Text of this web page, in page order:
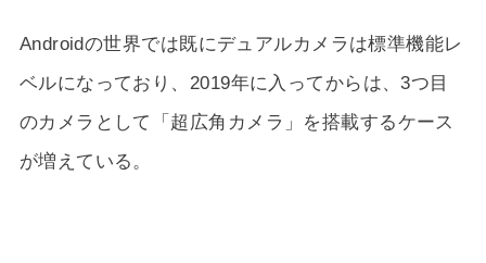
Androidの世界では既にデュアルカメラは標準機能レ
ベルになっており、2019年に入ってからは、3つ目
のカメラとして「超広角カメラ」を搭載するケース
が増えている。